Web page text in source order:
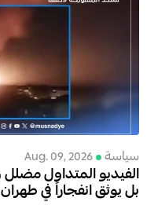
سياسة Aug. 09, 2026
الفيديو المتداول
بل يوثق انفجاراً في طهران 2024